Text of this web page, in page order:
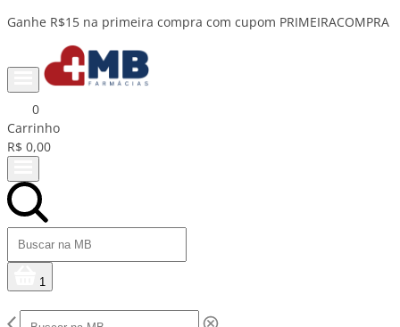
Parcele em até 10x sem juros 💳
0
Carrinho
R$ 0,00
1